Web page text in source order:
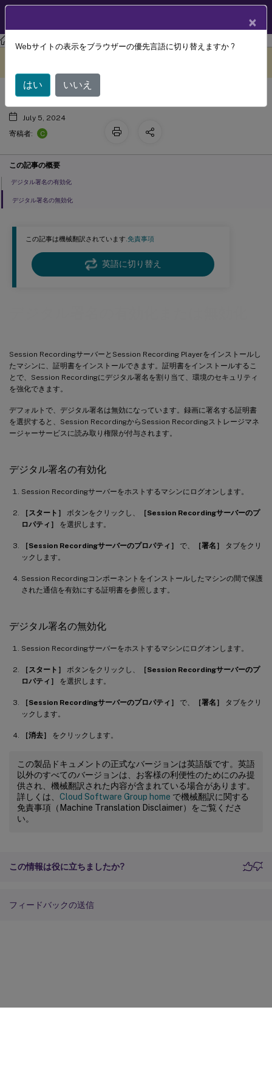
Session Recording Session Recording 2203 LTSR
この記事は機械翻訳されています.免責事項
英語に切り替え
Session RecordingサーバーとSession Recording Playerをインストールし
たマシンに、証明書をインストールできます。証明書をインストールするこ
とで、Session Recordingにデジタル署名を割り当て、環境のセキュリティ
を強化できます。
デフォルトで、デジタル署名は無効になっています。録画に署名する証明書
を選択すると、Session RecordingからSession Recordingストレージマネ
ージャーサービスに読み取り権限が付与されます。
デジタル署名の有効化
Session Recordingサーバーをホストするマシンにログオンします。
［スタート］ ボタンをクリックし、
［Session Recordingサーバーのプ
ロパティ］
を選択します。
［Session Recordingサーバーのプロパティ］ で、 ［署名］
タブをクリ
ックします。
Session Recordingコンポーネントをインストールしたマシンの間で保護
された通信を有効にする証明書を参照します。
デジタル署名の無効化
Session Recordingサーバーをホストするマシンにログオンします。
［スタート］ ボタンをクリックし、
［Session Recordingサーバーのプ
ロパティ］
を選択します。
［Session Recordingサーバーのプロパティ］ で、 ［署名］
タブをクリ
ックします。
［消去］ をクリックします。
この製品ドキュメントの正式なバージョンは英語版です。英語
以外のすべてのバージョンは、お客様の利便性のためにのみ提
供され、機械翻訳された内容が含まれている場合があります。
詳しくは、 Cloud Software Group home で機械翻訳に関する
免責事項（Machine Translation Disclaimer）をご覧くださ
い。
この情報は役に立ちましたか?
フィードバックの送信
デジタル署名の有効化または無効化
July 5, 2024
寄稿者:
C
この記事の概要
デジタル署名の有効化
デジタル署名の無効化
×
Webサイトの表示をブラウザーの優先言語に切り替えますか ?
はい いいえ